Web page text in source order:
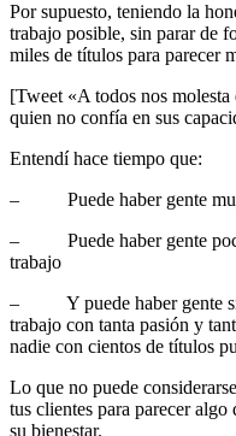
Por supuesto, teniendo la
trabajo posible, sin parar de
miles de títulos para parecer
[Tweet «A todos nos
quien no confía en sus
Entendí hace tiempo que:
– Puede haber gente muy
– Puede haber gente poco
trabajo
– Y puede haber gente sin
trabajo con tanta pasión y
nadie con cientos de títulos
Lo que no puede
tus clientes para parecer
su bienestar.